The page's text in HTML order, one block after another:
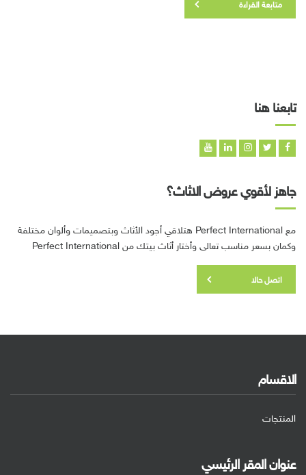
متابعة القراءة
تابعنا هنا
جاهز لأقوي عروض الاثاث؟
مع Perfect International هتلاقي أجود الأثاث وبتصميمات وألوان مختلفة
وكمان بسعر مناسب تعالى وأختار أثاث بيتك من Perfect International
اتصل حالا
الاقسام
المنتجات
عنوان المقر الرئيسي